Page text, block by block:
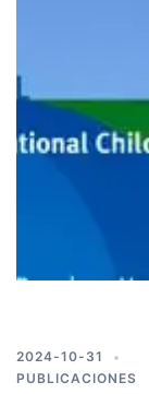
2024-10-31
PUBLICACIONES